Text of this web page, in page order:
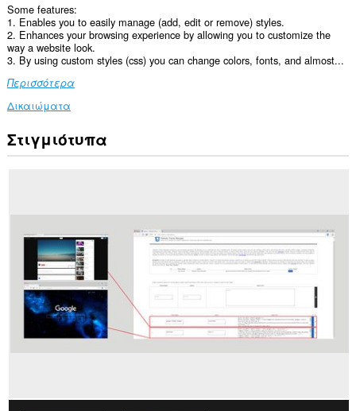
Some features:
1. Enables you to easily manage (add, edit or remove) styles.
2. Enhances your browsing experience by allowing you to customize the
way a website look.
3. By using custom styles (css) you can change colors, fonts, and almost...
Περισσότερα
Δικαιώματα
Αυτή
η
δεδομένα
όλους
τους
ιστότοπους.
Στιγμιότυπα